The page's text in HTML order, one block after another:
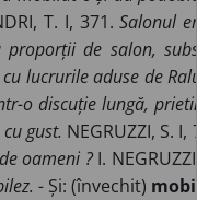
T. I, 371.Salonul
proporții de salon,
lucrurile aduse de
o discuție lungă,
gust. NEGRUZZI, S. I,
oameni ?I.
- Și: (învechit)